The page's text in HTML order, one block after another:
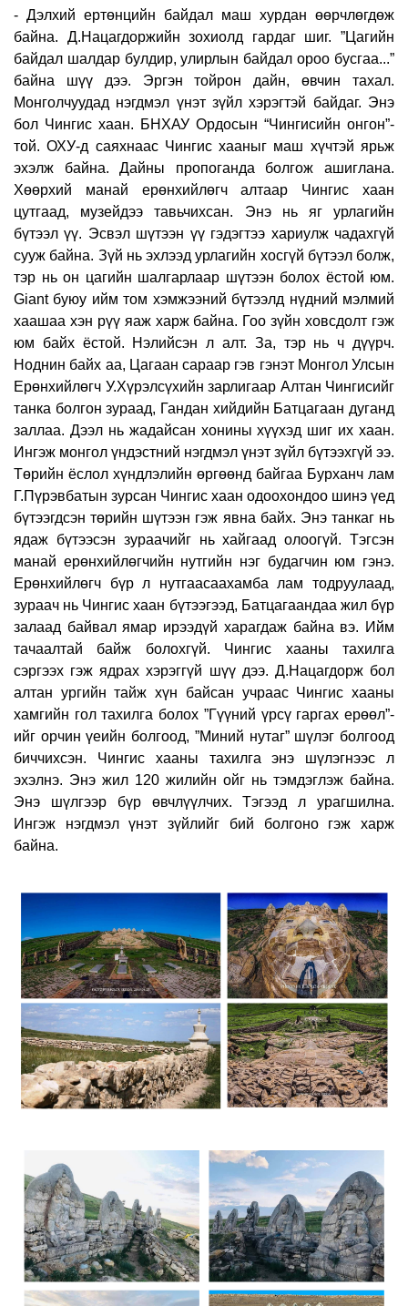
- Дэлхий ертөнцийн байдал маш хурдан өөрчлөгдөж
байна. Д.Нацагдоржийн зохиолд гардаг шиг. ”Цагийн
байдал шалдар булдир, улирлын байдал ороо бусгаа...”
байна шүү дээ. Эргэн тойрон дайн, өвчин тахал.
Монголчуудад нэгдмэл үнэт зүйл хэрэгтэй байдаг. Энэ
бол Чингис хаан. БНХАУ Ордосын “Чингисийн онгон”-
той. ОХУ-д саяхнаас Чингис хааныг маш хүчтэй ярьж
эхэлж байна. Дайны пропоганда болгож ашиглана.
Хөөрхий манай ерөнхийлөгч алтаар Чингис хаан
цутгаад, музейдээ тавьчихсан. Энэ нь яг урлагийн
бүтээл үү. Эсвэл шүтээн үү гэдэгтээ хариулж чадахгүй
сууж байна. Зүй нь эхлээд урлагийн хосгүй бүтээл болж,
тэр нь он цагийн шалгарлаар шүтээн болох ёстой юм.
Giant буюу ийм том хэмжээний бүтээлд нүдний мэлмий
хаашаа хэн рүү яаж харж байна. Гоо зүйн ховсдолт гэж
юм байх ёстой. Нэлийсэн л алт. За, тэр нь ч дүүрч.
Ноднин байх аа, Цагаан сараар гэв гэнэт Монгол Улсын
Ерөнхийлөгч У.Хүрэлсүхийн зарлигаар Алтан Чингисийг
танка болгон зураад, Гандан хийдийн Батцагаан дуганд
заллаа. Дээл нь жадайсан хонины хүүхэд шиг их хаан.
Ингэж монгол үндэстний нэгдмэл үнэт зүйл бүтээхгүй ээ.
Төрийн ёслол хүндлэлийн өргөөнд байгаа Бурханч лам
Г.Пүрэвбатын зурсан Чингис хаан одоохондоо шинэ үед
бүтээгдсэн төрийн шүтээн гэж явна байх. Энэ танкаг нь
ядаж бүтээсэн зураачийг нь хайгаад олоогүй. Тэгсэн
манай ерөнхийлөгчийн нутгийн нэг будагчин юм гэнэ.
Ерөнхийлөгч бүр л нутгаасаахамба лам тодруулаад,
зураач нь Чингис хаан бүтээгээд, Батцагаандаа жил бүр
залаад байвал ямар ирээдүй харагдаж байна вэ. Ийм
тачаалтай байж болохгүй. Чингис хааны тахилга
сэргээх гэж ядрах хэрэггүй шүү дээ. Д.Нацагдорж бол
алтан ургийн тайж хүн байсан учраас Чингис хааны
хамгийн гол тахилга болох ”Гүүний үрсү гаргах ерөөл”-
ийг орчин үеийн болгоод, ”Миний нутаг” шүлэг болгоод
биччихсэн. Чингис хааны тахилга энэ шүлэгнээс л
эхэлнэ. Энэ жил 120 жилийн ойг нь тэмдэглэж байна.
Энэ шүлгээр бүр өвчлүүлчих. Тэгээд л урагшилна.
Ингэж нэгдмэл үнэт зүйлийг бий болгоно гэж харж
байна.